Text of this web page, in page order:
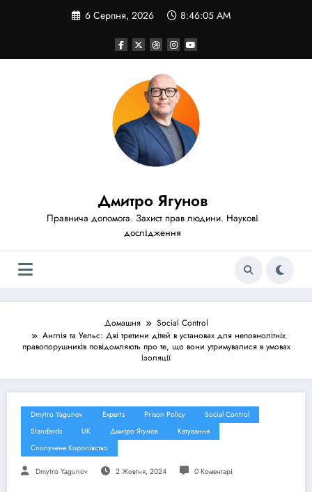
6 Серпня, 2026 8:46:06 AM
Дмитро Ягунов
Правнича допомога. Захист прав людини. Наукові
дослідження
Домашня
Social Control
Англія та Уельс: Дві третини дітей в установах для неповнолітніх
правопорушників повідомляють про те, що вони утримувалися в умовах
ізоляції
Dmytro Yagunov Experts Prison Policy
Social Control
Standards
UK Дмитро Ягунов
Катування
Сполучене Королівство
Dmytro Yagunov 2 Жовтня, 2024 0 Коментарі